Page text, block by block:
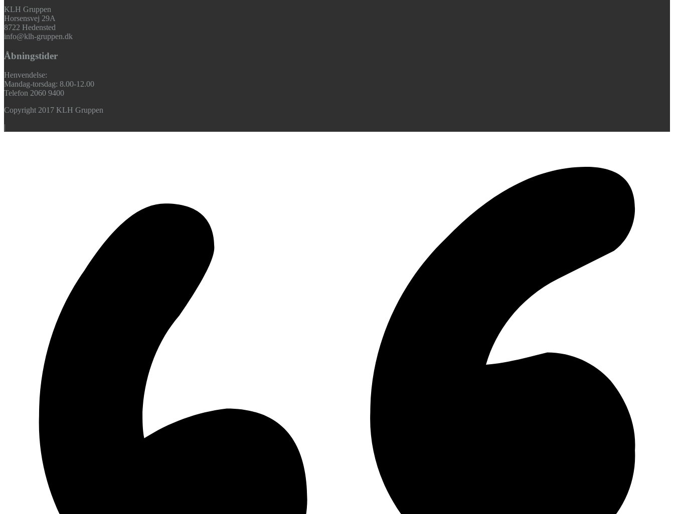
KLH Gruppen
Horsensvej 29A
8722 Hedensted
info@klh-gruppen.dk
Åbningstider
Henvendelse:
Mandag-torsdag: 8.00-12.00
Telefon 2060 9400
Copyright 2017 KLH Gruppen